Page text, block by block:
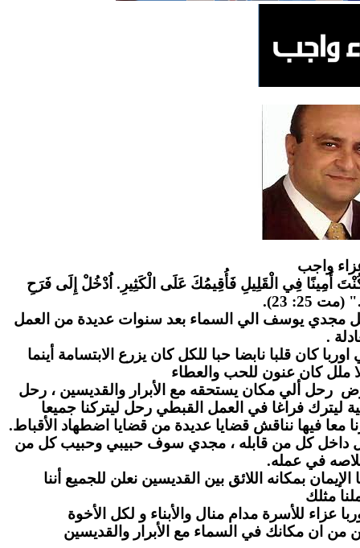
واجب
أَمِينًا فِي الْقَلِيلِ فَأُقِيمُكَ عَلَى الْكَثِيرِ. اُدْخُلْ إِلَى فَرَحِ
25: 23).
مجدي يوسف الي السماء بعد سنوات عديدة من العمل
.
كان قلبا نابضا حبا للكل كان يزرع الابتسامة أينما
ملل كان عنون للحب والعطاء
رحل ألي مكان يستحقه مع الأبرار والقديسين ، رحل
ليترك فراغا في العمل القبطي رحل ليتركنا جميعا
فيها نناقش قضايا عديدة من قضايا اضطهاد الأقباط.
داخل كل من قابله ، مجدي سوف حبيبي وحبيب كل من
في عمله.
بمكانه اللائق بين القديسين نعلن للجميع أننا
مثلك
عزاء للأسرة مدام منال والأبناء و لكل الأخوة
من ان مكانك في السماء مع الأبرار والقديسين